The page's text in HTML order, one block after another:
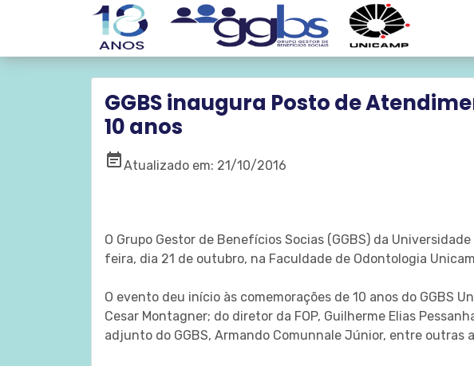
GGBS inaugura Posto de
10 anos
event_noteAtualizado em: 21/10/2016
O Grupo Gestor de Benefícios Socias (GGBS) da
feira, dia 21 de outubro, na Faculdade de Odontologia
O evento deu início às comemorações de 10 anos do GGBS
Cesar Montagner; do diretor da FOP, Guilherme Elias
adjunto do GGBS, Armando Comunnale Júnior, entre outras